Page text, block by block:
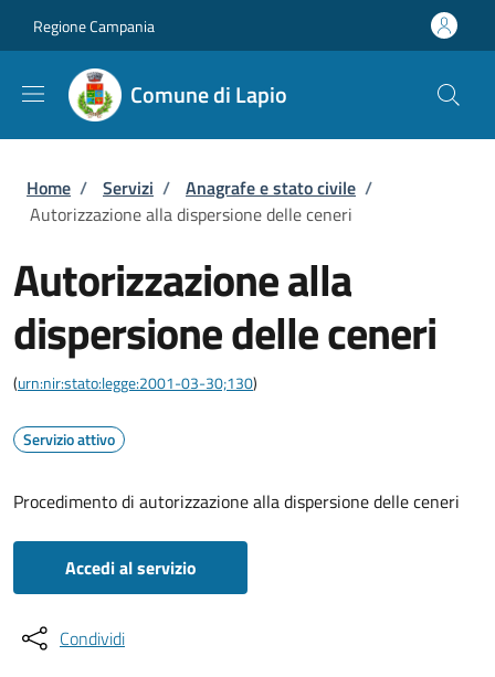
Regione Campania
Comune di Lapio
Briciole di pane
Home / Servizi / Anagrafe e stato civile /
Autorizzazione alla dispersione delle ceneri
Autorizzazione alla
dispersione delle ceneri
(urn:nir:stato:legge:2001-03-30;130)
Servizio attivo
Procedimento di autorizzazione alla dispersione delle ceneri
Accedi al servizio
Condividi